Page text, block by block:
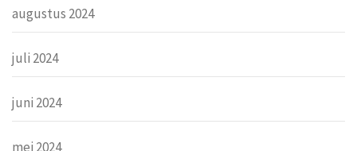
augustus 2024
juli 2024
juni 2024
mei 2024